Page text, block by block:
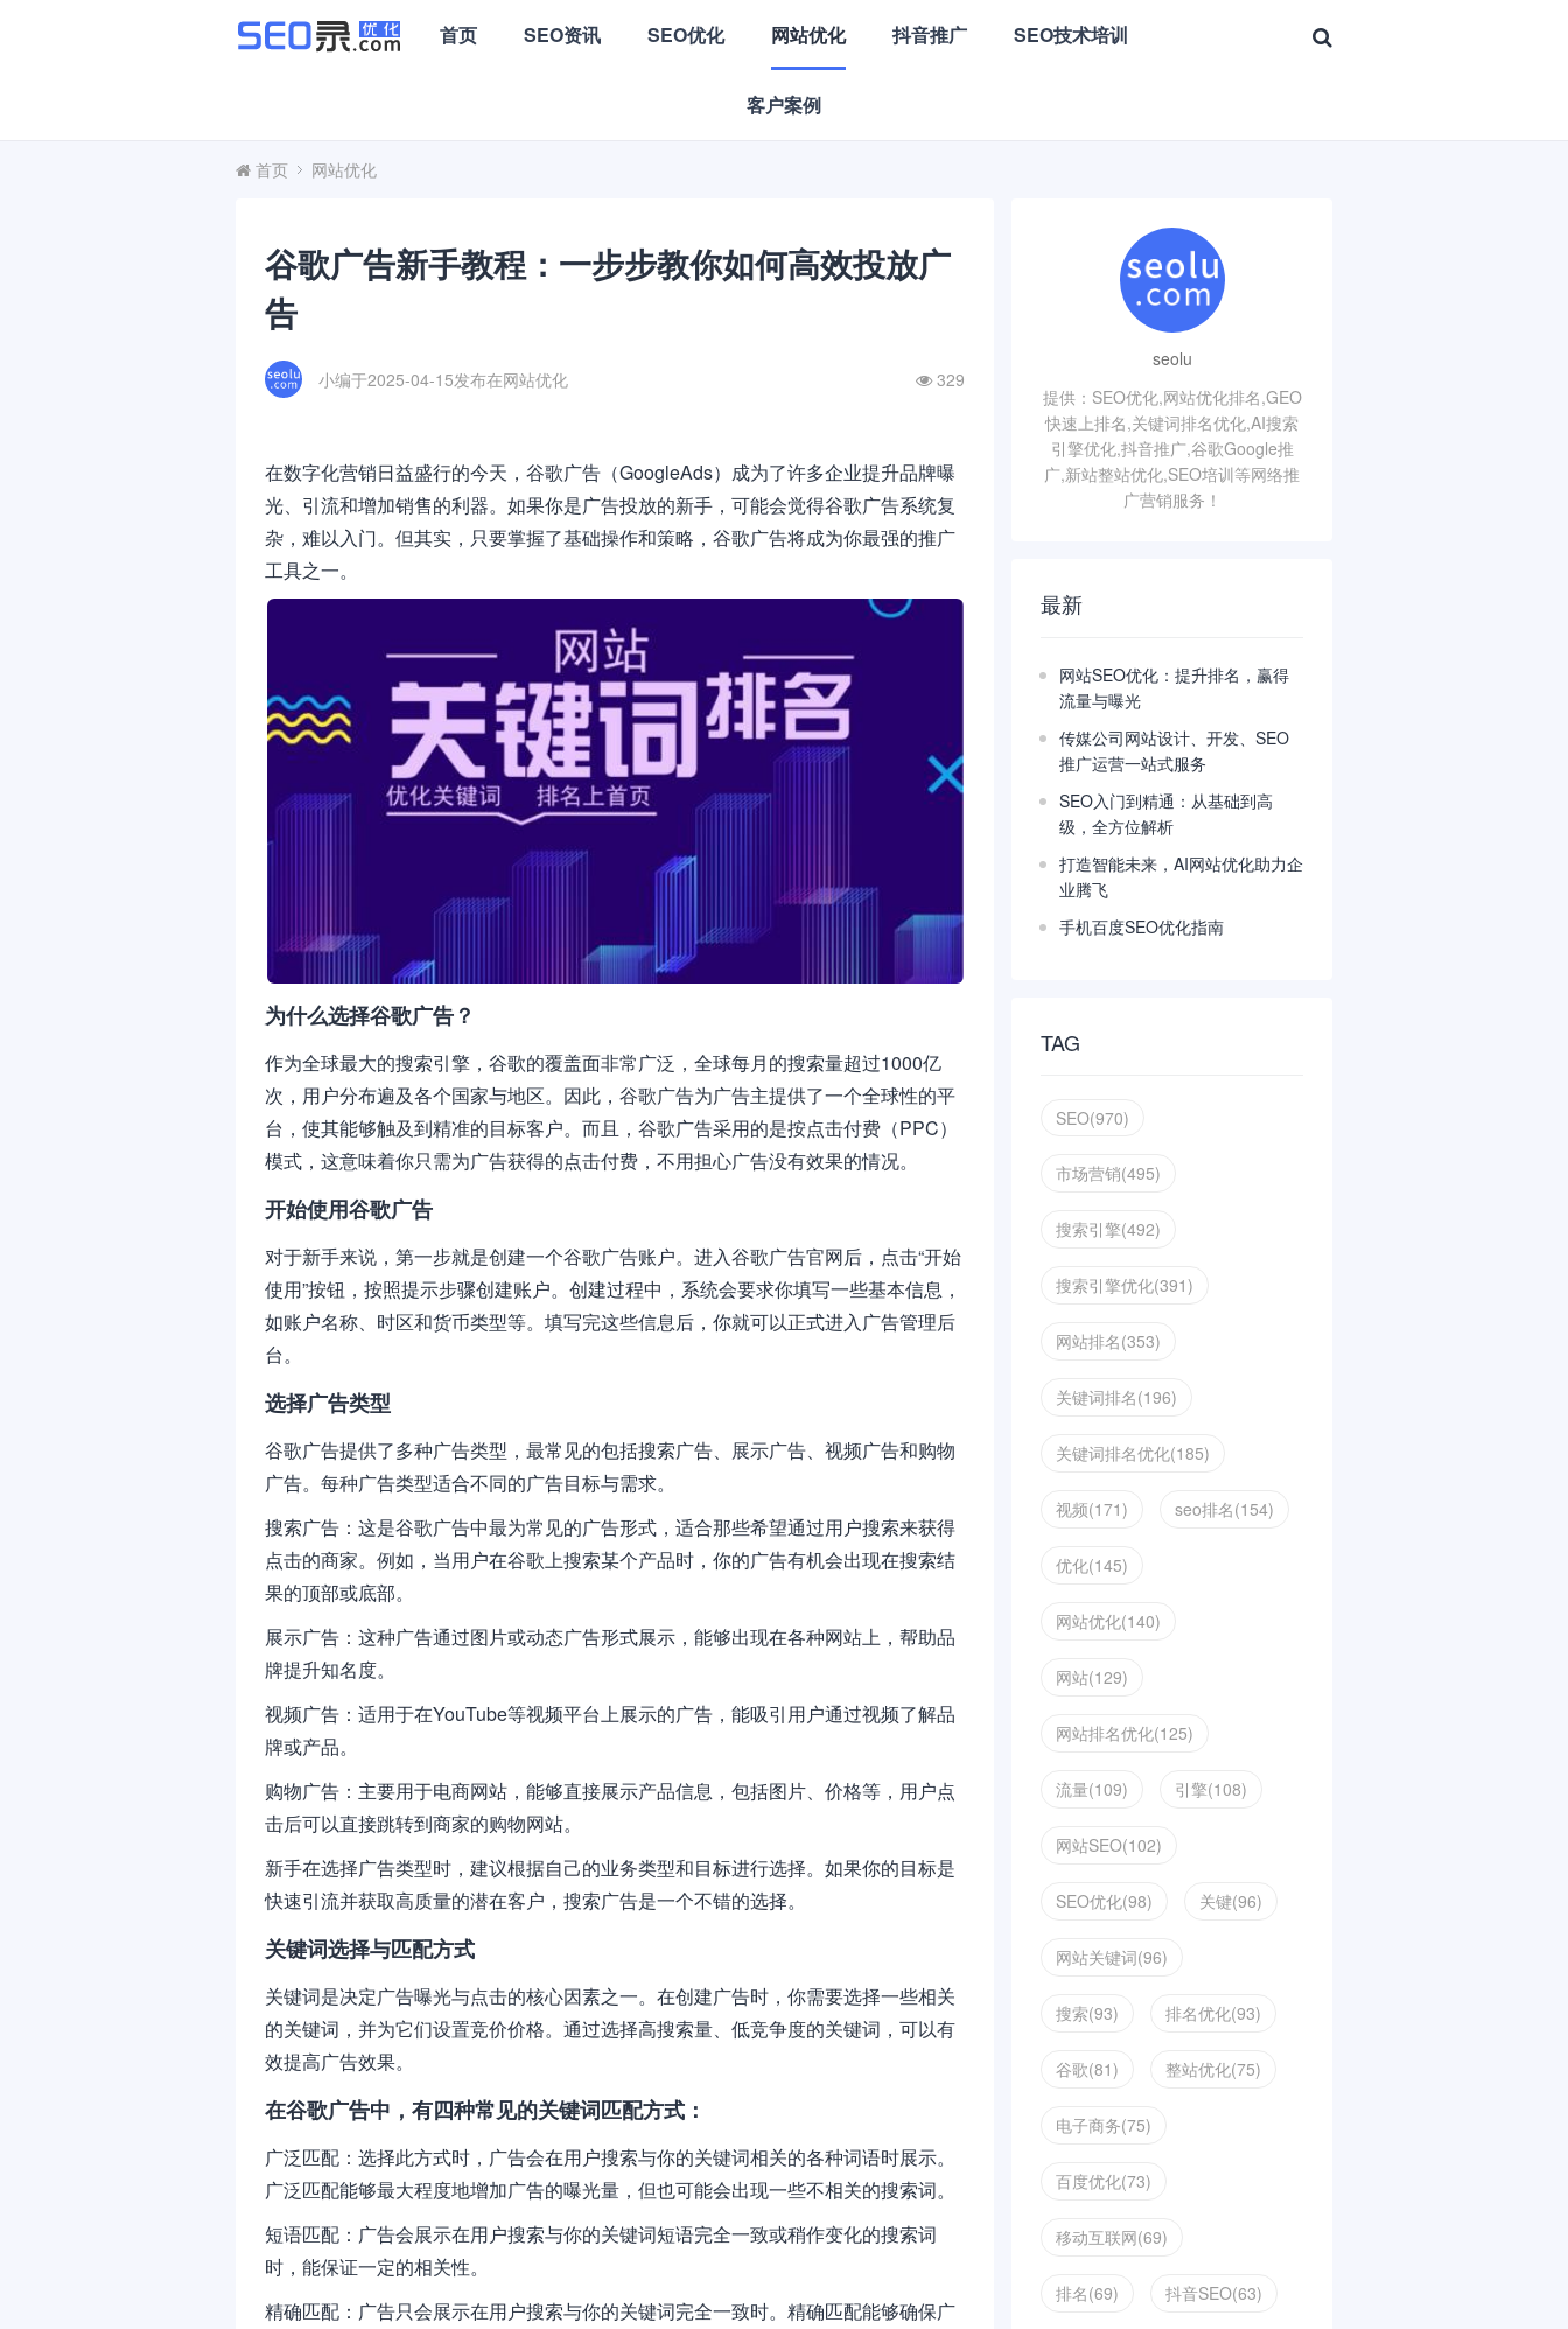
首页 SEO资讯 SEO优化 网站优化 抖音推广 SEO技术培训
客户案例
首页 网站优化
谷歌广告新手教程：一步步教你如何高效投放广
告
小编于2025-04-15发布在网站优化 329
在数字化营销日益盛行的今天，谷歌广告（GoogleAds）成为了许多企业提升品牌曝
光、引流和增加销售的利器。如果你是广告投放的新手，可能会觉得谷歌广告系统复
杂，难以入门。但其实，只要掌握了基础操作和策略，谷歌广告将成为你最强的推广
工具之一。
为什么选择谷歌广告？
作为全球最大的搜索引擎，谷歌的覆盖面非常广泛，全球每月的搜索量超过1000亿
次，用户分布遍及各个国家与地区。因此，谷歌广告为广告主提供了一个全球性的平
台，使其能够触及到精准的目标客户。而且，谷歌广告采用的是按点击付费（PPC）
模式，这意味着你只需为广告获得的点击付费，不用担心广告没有效果的情况。
开始使用谷歌广告
对于新手来说，第一步就是创建一个谷歌广告账户。进入谷歌广告官网后，点击“开始
使用”按钮，按照提示步骤创建账户。创建过程中，系统会要求你填写一些基本信息，
如账户名称、时区和货币类型等。填写完这些信息后，你就可以正式进入广告管理后
台。
选择广告类型
谷歌广告提供了多种广告类型，最常见的包括搜索广告、展示广告、视频广告和购物
广告。每种广告类型适合不同的广告目标与需求。
搜索广告：这是谷歌广告中最为常见的广告形式，适合那些希望通过用户搜索来获得
点击的商家。例如，当用户在谷歌上搜索某个产品时，你的广告有机会出现在搜索结
果的顶部或底部。
展示广告：这种广告通过图片或动态广告形式展示，能够出现在各种网站上，帮助品
牌提升知名度。
视频广告：适用于在YouTube等视频平台上展示的广告，能吸引用户通过视频了解品
牌或产品。
购物广告：主要用于电商网站，能够直接展示产品信息，包括图片、价格等，用户点
击后可以直接跳转到商家的购物网站。
新手在选择广告类型时，建议根据自己的业务类型和目标进行选择。如果你的目标是
快速引流并获取高质量的潜在客户，搜索广告是一个不错的选择。
关键词选择与匹配方式
关键词是决定广告曝光与点击的核心因素之一。在创建广告时，你需要选择一些相关
的关键词，并为它们设置竞价价格。通过选择高搜索量、低竞争度的关键词，可以有
效提高广告效果。
在谷歌广告中，有四种常见的关键词匹配方式：
广泛匹配：选择此方式时，广告会在用户搜索与你的关键词相关的各种词语时展示。
广泛匹配能够最大程度地增加广告的曝光量，但也可能会出现一些不相关的搜索词。
短语匹配：广告会展示在用户搜索与你的关键词短语完全一致或稍作变化的搜索词
时，能保证一定的相关性。
精确匹配：广告只会展示在用户搜索与你的关键词完全一致时。精确匹配能够确保广
seolu
提供：SEO优化,网站优化排名,GEO
快速上排名,关键词排名优化,AI搜索
引擎优化,抖音推广,谷歌Google推
广,新站整站优化,SEO培训等网络推
广营销服务！
最新
网站SEO优化：提升排名，赢得
流量与曝光
传媒公司网站设计、开发、SEO
推广运营一站式服务
SEO入门到精通：从基础到高
级，全方位解析
打造智能未来，AI网站优化助力企
业腾飞
手机百度SEO优化指南
TAG
SEO(970)
市场营销(495)
搜索引擎(492)
搜索引擎优化(391)
网站排名(353)
关键词排名(196)
关键词排名优化(185)
视频(171) seo排名(154)
优化(145)
网站优化(140)
网站(129)
网站排名优化(125)
流量(109) 引擎(108)
网站SEO(102)
SEO优化(98) 关键(96)
网站关键词(96)
搜索(93) 排名优化(93)
谷歌(81) 整站优化(75)
电子商务(75)
百度优化(73)
移动互联网(69)
排名(69) 抖音SEO(63)